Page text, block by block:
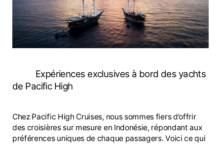
Expériences exclusives à bord des yachts
de Pacific High
Chez Pacific High Cruises, nous sommes fiers d’offrir
des croisières sur mesure en Indonésie, répondant aux
préférences uniques de chaque passagers. Voici ce qui